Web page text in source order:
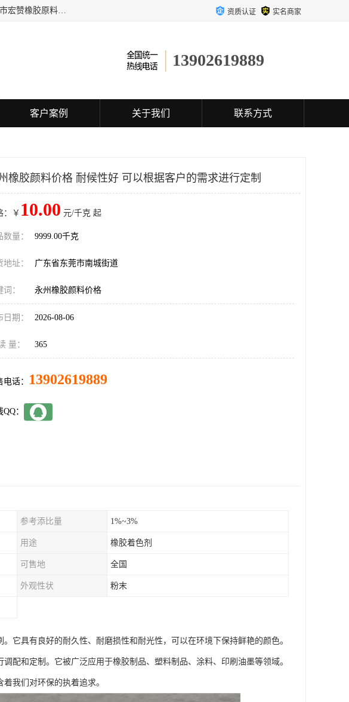
东莞市宏赞橡胶原料有限公司批量供应：橡胶色胶、橡胶色母、橡胶色母胶、橡胶颜料、橡胶色片等产品。东莞市宏赞橡胶原料有限公司经营已经十五年的历史，目前的客户群广达东南亚各国，也是目前橡胶制造密集度高的中国大陆橡胶制品工厂使用多，市场占有率高的色胶专业生产工厂。 资质认证 实名商家
13902619889
客户案例 关于我们 联系方式
橡胶颜料价格 耐候性好 可以根据客户的需求进行定制
：￥ 10.00 元/千克 起
数量： 9999.00千克
地址： 广东省东莞市南城街道
词： 永州橡胶颜料价格
日期： 2026-08-06
量： 365
电话： 13902619889
：
参考添比量 1%~3%
用途 橡胶着色剂
可售地 全国
外观性状 粉末
它具有良好的耐久性、耐磨损性和耐光性，可以在环境下保持鲜艳的颜色。
配和定制。它被广泛应用于橡胶制品、塑料制品、涂料、印刷油墨等领域。
我们对环保的执着追求。